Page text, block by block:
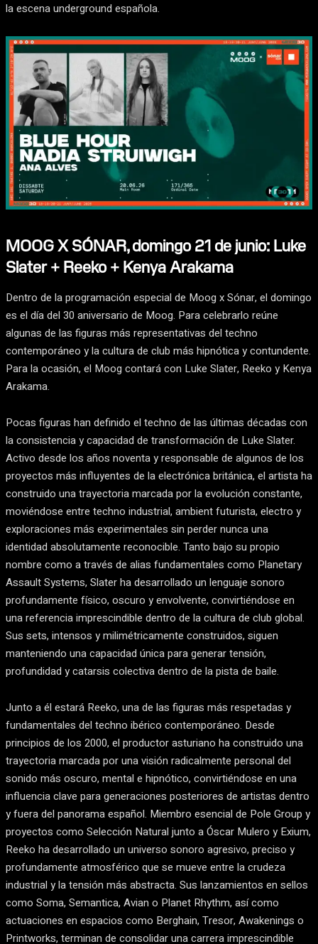
la escena underground española.
MOOG X SÓNAR, domingo 21 de junio: Luke
Slater + Reeko + Kenya Arakama
Dentro de la programación especial de Moog x Sónar, el domingo
es el día del 30 aniversario de Moog. Para celebrarlo reúne
algunas de las figuras más representativas del techno
contemporáneo y la cultura de club más hipnótica y contundente.
Para la ocasión, el Moog contará con Luke Slater, Reeko y Kenya
Arakama.
Pocas figuras han definido el techno de las últimas décadas con
la consistencia y capacidad de transformación de Luke Slater.
Activo desde los años noventa y responsable de algunos de los
proyectos más influyentes de la electrónica británica, el artista ha
construido una trayectoria marcada por la evolución constante,
moviéndose entre techno industrial, ambient futurista, electro y
exploraciones más experimentales sin perder nunca una
identidad absolutamente reconocible. Tanto bajo su propio
nombre como a través de alias fundamentales como Planetary
Assault Systems, Slater ha desarrollado un lenguaje sonoro
profundamente físico, oscuro y envolvente, convirtiéndose en
una referencia imprescindible dentro de la cultura de club global.
Sus sets, intensos y milimétricamente construidos, siguen
manteniendo una capacidad única para generar tensión,
profundidad y catarsis colectiva dentro de la pista de baile.
Junto a él estará Reeko, una de las figuras más respetadas y
fundamentales del techno ibérico contemporáneo. Desde
principios de los 2000, el productor asturiano ha construido una
trayectoria marcada por una visión radicalmente personal del
sonido más oscuro, mental e hipnótico, convirtiéndose en una
influencia clave para generaciones posteriores de artistas dentro
y fuera del panorama español. Miembro esencial de Pole Group y
proyectos como Selección Natural junto a Óscar Mulero y Exium,
Reeko ha desarrollado un universo sonoro agresivo, preciso y
profundamente atmosférico que se mueve entre la crudeza
industrial y la tensión más abstracta. Sus lanzamientos en sellos
como Soma, Semantica, Avian o Planet Rhythm, así como
actuaciones en espacios como Berghain, Tresor, Awakenings o
Printworks, terminan de consolidar una carrera imprescindible